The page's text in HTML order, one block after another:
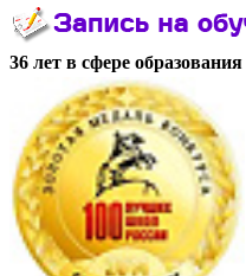
36 лет в сфере образования